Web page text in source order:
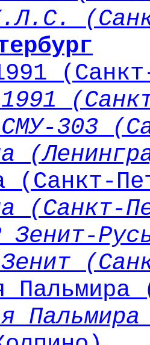
303
(Санкт-
(Санкт-
Зенит-
Пальмира